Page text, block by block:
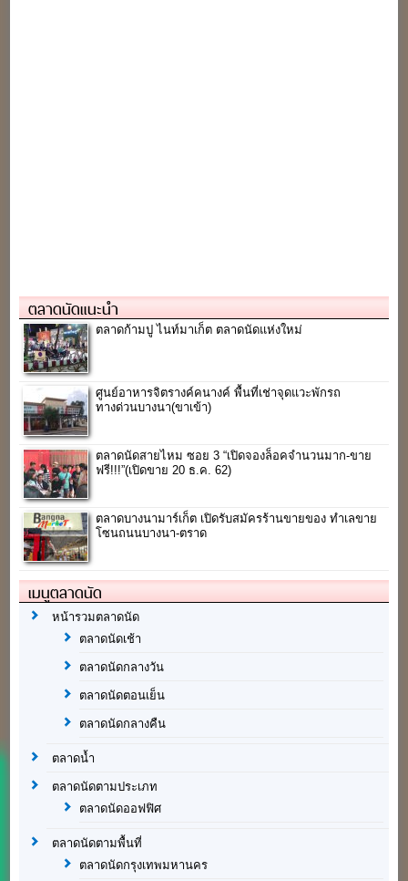
ตลาดนัดแนะนำ
ตลาดก้ามปู ไนท์มาเก็ต ตลาดนัดแห่งใหม่
ศูนย์อาหารจิตรางค์คนางค์ พื้นที่เช่าจุดแวะพักรถ
ทางด่วนบางนา(ขาเข้า)
ตลาดนัดสายไหม ซอย 3 “เปิดจองล็อคจำนวนมาก-ขาย
ฟรี!!!”(เปิดขาย 20 ธ.ค. 62)
ตลาดบางนามาร์เก็ต เปิดรับสมัครร้านขายของ ทำเลขาย
โซนถนนบางนา-ตราด
เมนูตลาดนัด
หน้ารวมตลาดนัด
ตลาดนัดเช้า
ตลาดนัดกลางวัน
ตลาดนัดตอนเย็น
ตลาดนัดกลางคืน
ตลาดน้ำ
ตลาดนัดตามประเภท
ตลาดนัดออฟฟิศ
ตลาดนัดตามพื้นที่
ตลาดนัดกรุงเทพมหานคร